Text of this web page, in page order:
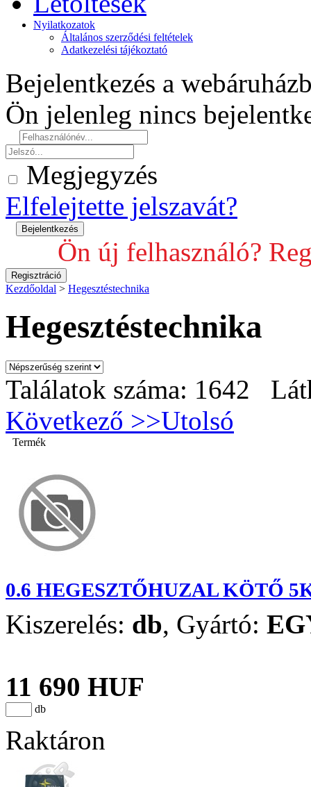
Nyilatkozatok
Általános szerződési feltételek
Adatkezelési tájékoztató
Bejelentkezés a
Ön jelenleg nincs
Megjegyzés
Elfelejtette jelszavát?
Ön új felhasználó?
Kezdőoldal > Hegesztéstechnika
Hegesztéstechnika
Találatok száma: 1642
Következő >>Utolsó
Termék
0.6 HEGESZTŐHUZAL KÖTŐ
Kiszerelés: db, Gyártó:
11 690 HUF
db
Raktáron